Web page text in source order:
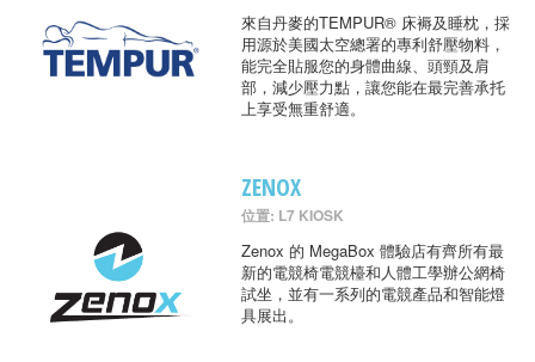
來自丹麥的TEMPUR® 床褥及睡枕，採
用源於美國太空總署的專利舒壓物料，
能完全貼服您的身體曲線、頭頸及肩
部，減少壓力點，讓您能在最完善承托
上享受無重舒適。
ZENOX
位置: L7 KIOSK
Zenox 的 MegaBox 體驗店有齊所有最
新的電競椅電競檯和人體工學辦公網椅
試坐，並有一系列的電競產品和智能燈
具展出。